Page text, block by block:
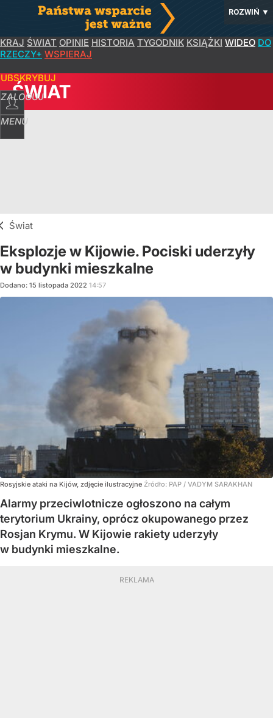
ROZWIŃ ▼
KRAJ ŚWIAT OPINIE HISTORIA TYGODNIK KSIĄŻKI WIDEO DO
RZECZY+ WSPIERAJ
ZALOGUJ
MENU
ŚWIAT
Świat
Eksplozje w Kijowie. Pociski uderzyły
w budynki mieszkalne
Dodano: 15 listopada 2022 14:57
Rosyjskie ataki na Kijów, zdjęcie ilustracyjne Źródło: PAP / VADYM SARAKHAN
Alarmy przeciwlotnicze ogłoszono na całym
terytorium Ukrainy, oprócz okupowanego przez
Rosjan Krymu. W Kijowie rakiety uderzyły
w budynki mieszkalne.